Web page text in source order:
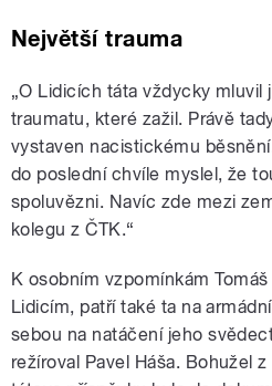
Největší trauma
„O Lidicích táta vždycky mluvil
traumatu, které zažil. Právě
vystaven nacistickému
do poslední chvíle myslel, že
spoluvězni. Navíc zde mezi
kolegu z ČTK.“
K osobním vzpomínkám
Lidicím, patří také ta na
sebou na natáčení jeho
režíroval Pavel Háša. Bohužel